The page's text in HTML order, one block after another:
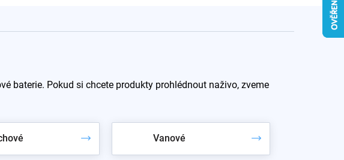
baterie. Pokud si chcete produkty prohlédnout naživo, zveme
Vanové